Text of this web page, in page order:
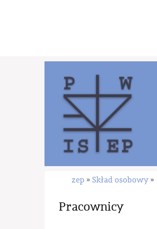
zep » Skład osobowy »
Pracownicy